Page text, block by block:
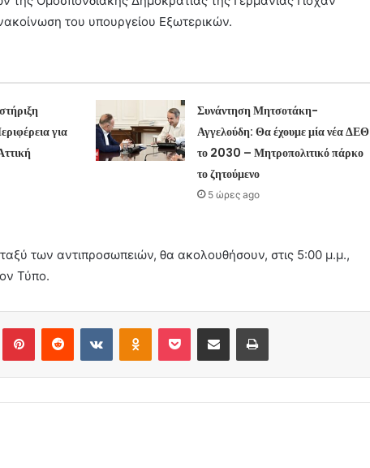
του υπουργείου Εξωτερικών.
για
Συνάντηση Μητσοτάκη-
Αγγελούδη: Θα έχουμε μία νέα ΔΕΘ
το 2030 – Μητροπολιτικό πάρκο
το ζητούμενο
5 ώρες ago
των αντιπροσωπειών, θα ακολουθήσουν, στις 5:00 μ.μ.,
Τύπο.
PinterestReddit VKontakteOdnoklassniki
Pocket Share via Email Print